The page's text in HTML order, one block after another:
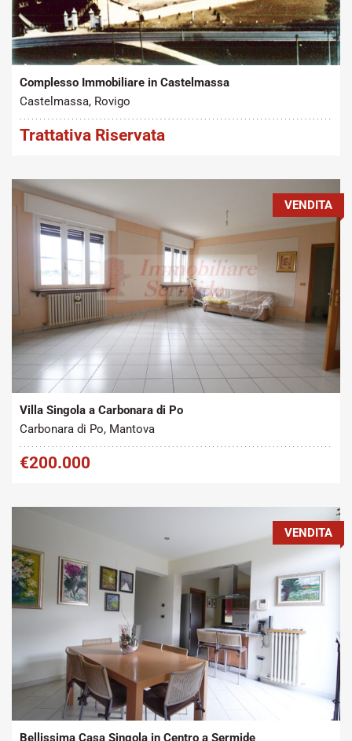
Tipo contratto:
Vendita
Metratura Commerciale:
350 m
Complesso Immobiliare in Castelmassa
Castelmassa, Rovigo
Trattativa Riservata
Tipo contratto:
Vendita
Metratura Commerciale:
350 m2
VENDITA
Villa Singola a Carbonara di Po
Carbonara di Po, Mantova
€200.000
Tipo contratto:
Vendita
Metratura Commerciale:
180 m
VENDITA
Bellissima Casa Singola in Centro a Sermide